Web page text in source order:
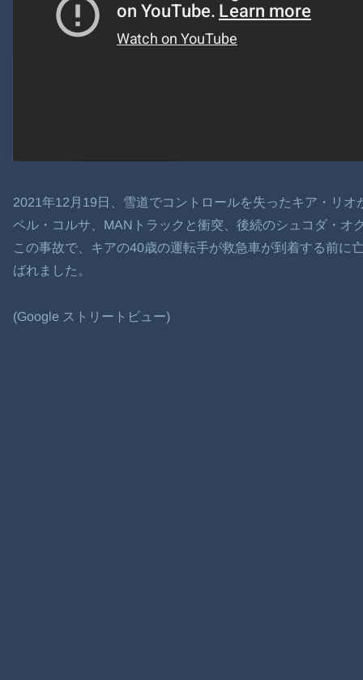
2021年12月19日、雪道でコントロールを失ったキア・リ
ペル・コルサ、MANトラックと衝突、後続のシュコダ・オ
この事故で、キアの40歳の運転手が救急車が到着する前に
ばれました。
(Google ストリートビュー)